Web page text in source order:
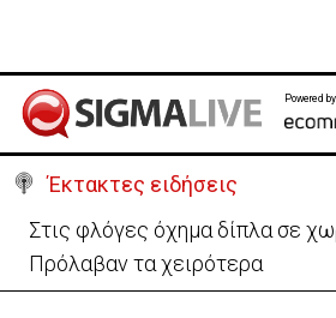
Powered
Έκτακτες ειδήσεις
Στις φλόγες όχημα δίπλα σε
Πρόλαβαν τα χειρότερα